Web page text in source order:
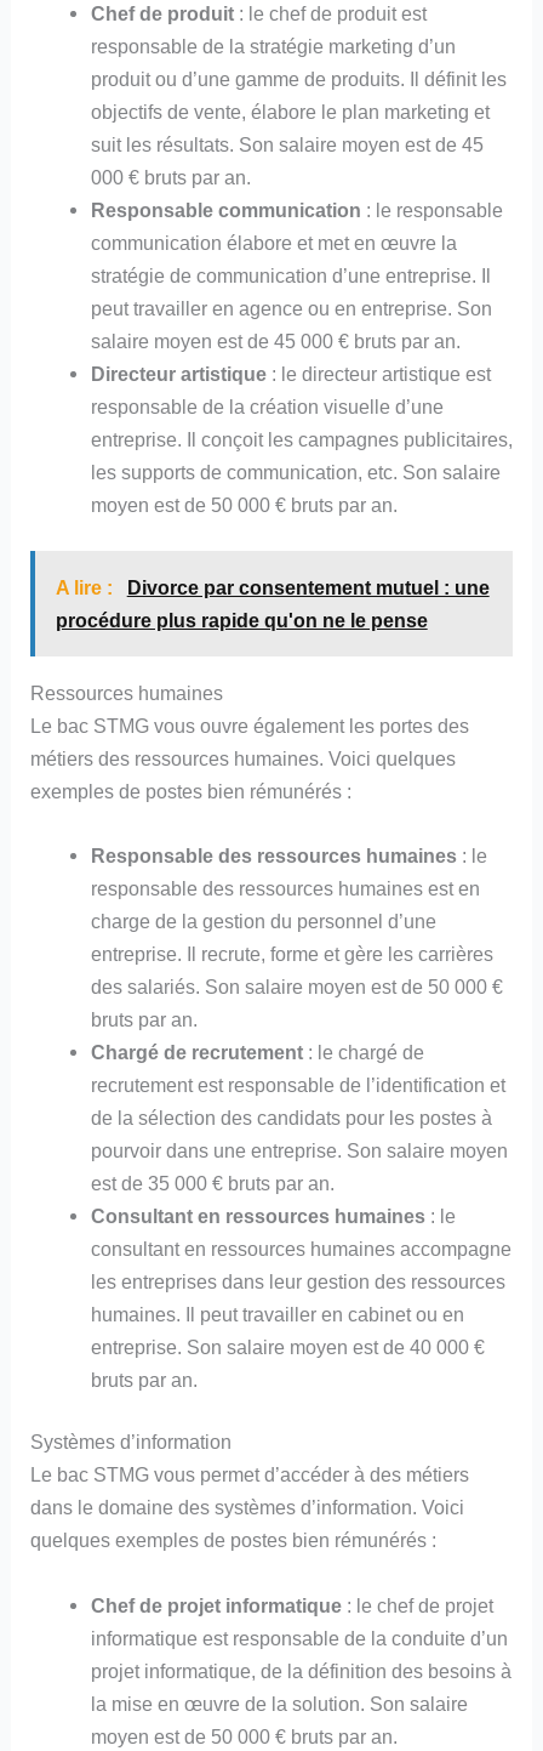
Chef de produit: le chef de produit est
responsable de la stratégie marketing d’un
produit ou d’une gamme de produits. Il définit les
objectifs de vente, élabore le plan marketing et
suit les résultats. Son salaire moyen est de 45
000 € bruts par an.
Responsable communication : le responsable
communication élabore et met en œuvre la
stratégie de communication d’une entreprise. Il
peut travailler en agence ou en entreprise. Son
salaire moyen est de 45 000 € bruts par an.
Directeur artistique: le directeur artistique est
responsable de la création visuelle d’une
entreprise. Il conçoit les campagnes publicitaires,
les supports de communication, etc. Son salaire
moyen est de 50 000 € bruts par an.
A lire :
Divorce par consentement mutuel : une
procédure plus rapide qu'on ne le pense
Ressources humaines
Le bac STMG vous ouvre également les portes des
métiers des ressources humaines. Voici quelques
exemples de postes bien rémunérés :
Responsable des ressources humaines: le
responsable des ressources humaines est en
charge de la gestion du personnel d’une
entreprise. Il recrute, forme et gère les carrières
des salariés. Son salaire moyen est de 50 000 €
bruts par an.
Chargé de recrutement: le chargé de
recrutement est responsable de l’identification et
de la sélection des candidats pour les postes à
pourvoir dans une entreprise. Son salaire moyen
est de 35 000 € bruts par an.
Consultant en ressources humaines: le
consultant en ressources humaines accompagne
les entreprises dans leur gestion des ressources
humaines. Il peut travailler en cabinet ou en
entreprise. Son salaire moyen est de 40 000 €
bruts par an.
Systèmes d’information
Le bac STMG vous permet d’accéder à des métiers
dans le domaine des systèmes d’information. Voici
quelques exemples de postes bien rémunérés :
Chef de projet informatique: le chef de projet
informatique est responsable de la conduite d’un
projet informatique, de la définition des besoins à
la mise en œuvre de la solution. Son salaire
moyen est de 50 000 € bruts par an.